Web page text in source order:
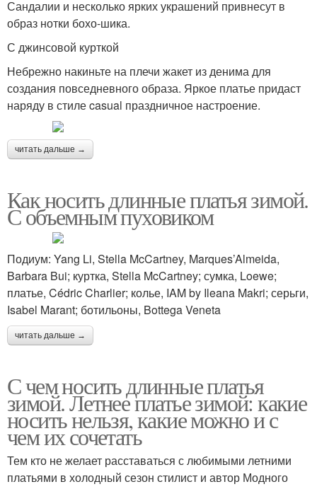
Сандалии и несколько ярких украшений привнесут в
образ нотки бохо-шика.
С джинсовой курткой
Небрежно накиньте на плечи жакет из денима для
создания повседневного образа. Яркое платье придаст
наряду в стиле casual праздничное настроение.
читать дальше →
Как носить длинные платья зимой.
С объемным пуховиком
Подиум: Yang Li, Stella McCartney, Marques’Almeida,
Barbara Bui; куртка, Stella McCartney; сумка, Loewe;
платье, Cédric Charlier; колье, IAM by Ileana Makri; серьги,
Isabel Marant; ботильоны, Bottega Veneta
читать дальше →
С чем носить длинные платья
зимой. Летнее платье зимой: какие
носить нельзя, какие можно и с
чем их сочетать
Тем кто не желает расставаться с любимыми летними
платьями в холодный сезон стилист и автор Модного